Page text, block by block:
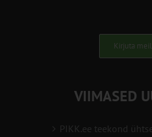
Kirjuta
VIIMASED
PIKK.ee teekond